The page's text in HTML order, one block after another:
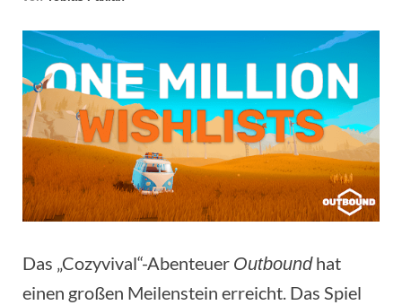
Das „Cozyvival“-Abenteuer Outboundhat
einen großen Meilenstein erreicht. Das Spiel